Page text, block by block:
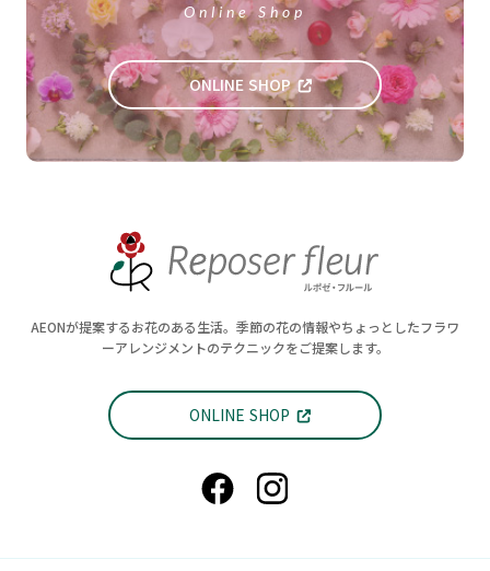
Online Shop
ONLINE SHOP
AEONが提案するお花のある生活。季節の花の情報やちょっとしたフラワ
ーアレンジメントのテクニックをご提案します。
ONLINE SHOP